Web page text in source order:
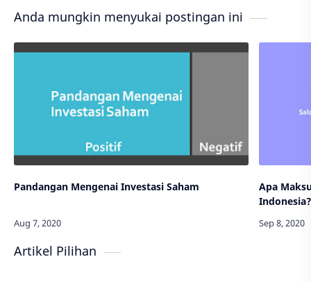
Anda mungkin menyukai postingan ini
Pandangan Mengenai Investasi Saham
Apa
Artikel Pilihan